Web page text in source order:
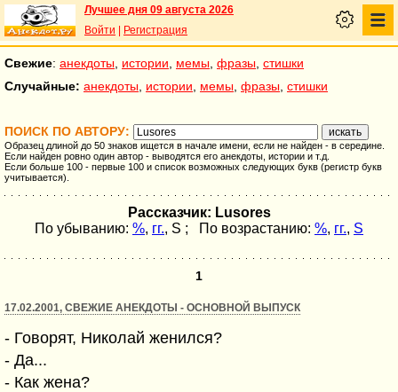
Лучшее дня 09 августа 2026
Войти
Регистрация
Свежие: анекдоты истории мемы фразы стишки
Случайные: анекдоты истории мемы фразы стишки
ПОИСК ПО АВТОРУ:
Образец длиной до 50 знаков ищется в начале имени, если не найден - в середине.
Если найден ровно один автор - выводятся его анекдоты, истории и т.д.
Если больше 100 - первые 100 и список возможных следующих букв (регистр букв
учитывается).
Рассказчик: Lusores
По убыванию: %, гг., S ; По возрастанию: %, гг., S
1
17.02.2001, СВЕЖИЕ АНЕКДОТЫ - ОСНОВНОЙ ВЫПУСК
- Говорят, Николай женился?
- Да...
- Как жена?